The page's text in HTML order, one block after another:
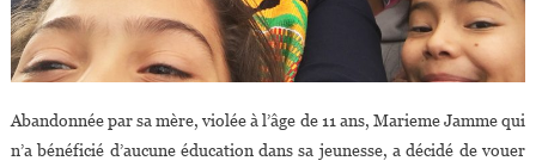
Abandonnée par sa mère, violée à l’âge de 11 ans, Marieme Jamme qui
n’a bénéficié d’aucune éducation dans sa jeunesse, a décidé de vouer